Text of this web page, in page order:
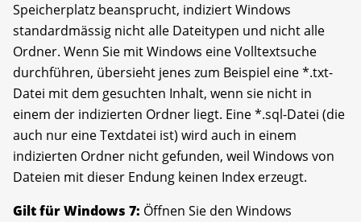
Speicherplatz beansprucht, indiziert Windows
standardmässig nicht alle Dateitypen und nicht alle
Ordner. Wenn Sie mit Windows eine Volltextsuche
durchführen, übersieht jenes zum Beispiel eine *.txt-
Datei mit dem gesuchten Inhalt, wenn sie nicht in
einem der indizierten Ordner liegt. Eine *.sql-Datei (die
auch nur eine Textdatei ist) wird auch in einem
indizierten Ordner nicht gefunden, weil Windows von
Dateien mit dieser Endung keinen Index erzeugt.
Gilt für Windows 7: Öffnen Sie den Windows